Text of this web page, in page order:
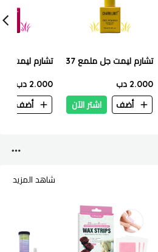
تشارم ليمت جل ملمع 37
2.000 دب
أضف
اشتر الآن
تشارم ليمت جل
2.000 دب
أضف
شاهد المزيد